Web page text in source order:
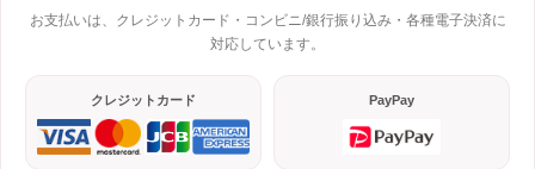
お支払いは、クレジットカード・コンビニ/銀行振り込み・各種電子決済に
対応しています。
クレジットカード PayPay